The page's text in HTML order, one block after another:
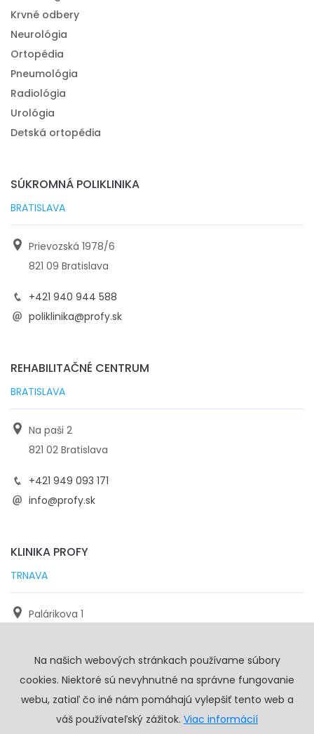
Krvné odbery
Neurológia
Ortopédia
Pneumológia
Radiológia
Urológia
Detská ortopédia
SÚKROMNÁ POLIKLINIKA
BRATISLAVA
Prievozská 1978/6
821 09 Bratislava
+421 940 944 588
poliklinika@profy.sk
REHABILITAČNÉ CENTRUM
BRATISLAVA
Na paši 2
821 02 Bratislava
+421 949 093 171
info@profy.sk
KLINIKA PROFY
TRNAVA
Palárikova 1
+421 905 117 923
info@profy.sk
Na našich webových stránkach používame súbory
cookies. Niektoré sú nevyhnutné na správne fungovanie
webu, zatiaľ čo iné nám pomáhajú vylepšiť tento web a
váš používateľský zážitok. Viac informácií